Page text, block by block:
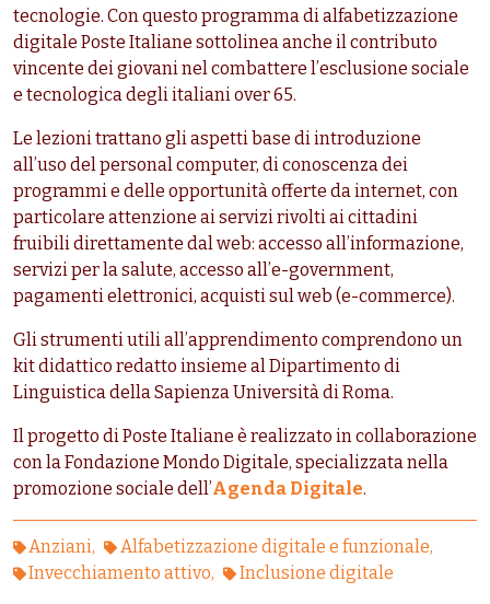
tecnologie. Con questo programma di alfabetizzazione
digitale Poste Italiane sottolinea anche il contributo
vincente dei giovani nel combattere l’esclusione sociale
e tecnologica degli italiani over 65.
Le lezioni trattano gli aspetti base di introduzione
all’uso del personal computer, di conoscenza dei
programmi e delle opportunità offerte da internet, con
particolare attenzione ai servizi rivolti ai cittadini
fruibili direttamente dal web: accesso all’informazione,
servizi per la salute, accesso all’e-government,
pagamenti elettronici, acquisti sul web (e-commerce).
Gli strumenti utili all’apprendimento comprendono un
kit didattico redatto insieme al Dipartimento di
Linguistica della Sapienza Università di Roma.
Il progetto di Poste Italiane è realizzato in collaborazione
con la Fondazione Mondo Digitale, specializzata nella
promozione sociale dell’Agenda Digitale.
Anziani
Alfabetizzazione digitale e funzionale
Invecchiamento attivo
Inclusione digitale